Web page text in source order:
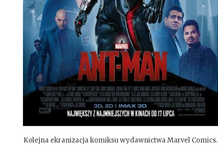
Kolejna ekranizacja komiksu wydawnictwa Marvel Comics.